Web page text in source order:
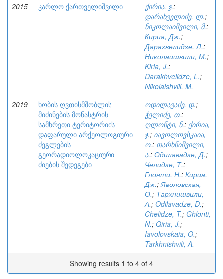
2015
კარლო ქართველიშვილი ქირია, ჯ.;
დარახველიძე, ლ.;
ნიკოლაიშვილი, მ.;
Кириа, Дж.;
Дарахвелидзе, Л.;
Николаишвили, М.;
Kiria, J.;
Darakhvelidze, L.;
Nikolaishvili, M.
2019
ხობის ღვთისმშობლის
მიძინების მონასტრის
სამხრეთი ტერიტორიის
დაფარული არქეოლოგიური
ძეგლების
გეორადიოლოკაციური
ძიების შედეგები
ოდილავაძე, დ.;
ჭელიძე, თ.;
ღლონტი, ნ.; ქირია,
ჯ.; იავოლოვსკაია,
ო.; თარხნიშვილი,
ა.; Одилавадзе, Д.;
Челидзе, Т.;
Глонти, Н.; Кириа,
Дж.;Яволовская,
О.; Тархнишвили,
А.; Odilavadze, D.;
Chelidze, T.; Ghlonti,
N.; Qiria, J.;
Iavolovskaia, O.;
Tarkhnishvili, A.
Showing results 1 to 4 of 4